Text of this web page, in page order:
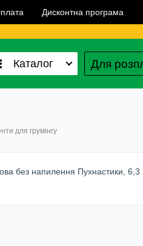
Дисконтна програма
Каталог Для
для грумінгу